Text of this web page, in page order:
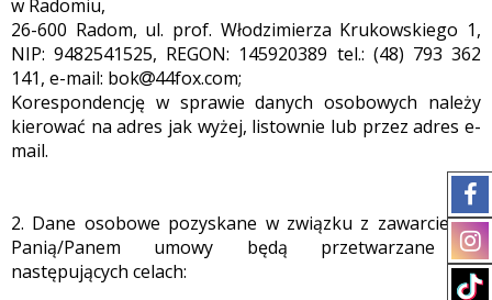
w Radomiu,
26-600 Radom, ul. prof. Włodzimierza Krukowskiego 1,
NIP: 9482541525, REGON: 145920389 tel.: (48) 793 362
141, e-mail: bok
44fox.com;
Korespondencję w sprawie danych osobowych należy
kierować na adres jak wyżej, listownie lub przez adres e-
mail.
2. Dane osobowe pozyskane w związku z zawarciem z
Panią/Panem umowy będą przetwarzane w
następujących celach: